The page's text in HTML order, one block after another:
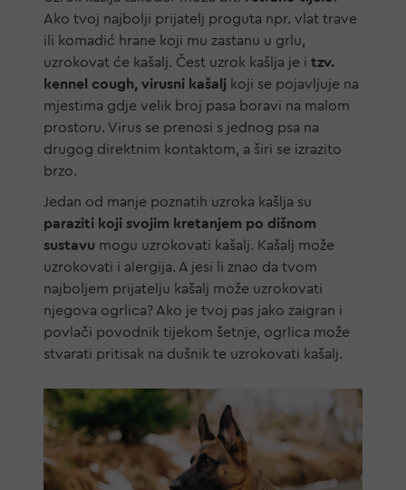
Ako tvoj najbolji prijatelj proguta npr. vlat trave
ili komadić hrane koji mu zastanu u grlu,
uzrokovat će kašalj. Čest uzrok kašlja je i tzv.
kennel cough, virusni kašalj koji se pojavljuje na
mjestima gdje velik broj pasa boravi na malom
prostoru. Virus se prenosi s jednog psa na
drugog direktnim kontaktom, a širi se izrazito
brzo.
Jedan od manje poznatih uzroka kašlja su
paraziti koji svojim kretanjem po dišnom
sustavu mogu uzrokovati kašalj. Kašalj može
uzrokovati i alergija. A jesi li znao da tvom
najboljem prijatelju kašalj može uzrokovati
njegova ogrlica? Ako je tvoj pas jako zaigran i
povlači povodnik tijekom šetnje, ogrlica može
stvarati pritisak na dušnik te uzrokovati kašalj.